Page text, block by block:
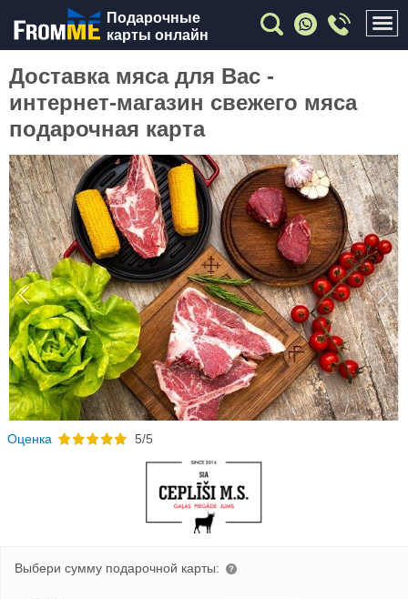
Подарочные
карты онлайн
Доставка мяса для Вас -
интернет-магазин свежего мяса
подарочная карта
Previous
Oценка 5/5
Выбери сумму подарочной карты: